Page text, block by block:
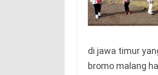
di jawa timur
bromo malang